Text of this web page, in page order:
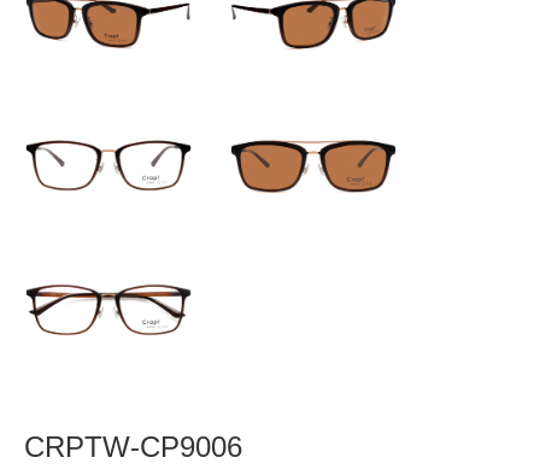
CRPTW-CP9006